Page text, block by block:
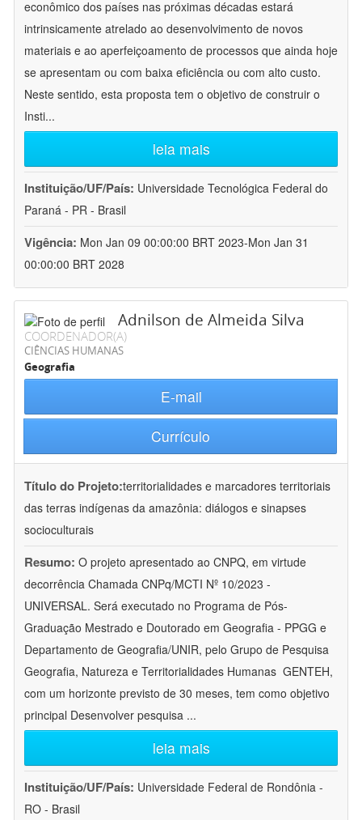
econômico dos países nas próximas décadas estará
intrinsicamente atrelado ao desenvolvimento de novos
materiais e ao aperfeiçoamento de processos que ainda hoje
se apresentam ou com baixa eficiência ou com alto custo.
Neste sentido, esta proposta tem o objetivo de construir o
Insti...
leia mais
Instituição/UF/País: Universidade Tecnológica Federal do
Paraná - PR - Brasil
Vigência: Mon Jan 09 00:00:00 BRT 2023-Mon Jan 31
00:00:00 BRT 2028
Adnilson de Almeida Silva
COORDENADOR(A)
CIÊNCIAS HUMANAS
Geografia
E-mail
Currículo
Título do Projeto:territorialidades e marcadores territoriais
das terras indígenas da amazônia: diálogos e sinapses
socioculturais
Resumo: O projeto apresentado ao CNPQ, em virtude
decorrência Chamada CNPq/MCTI Nº 10/2023 -
UNIVERSAL. Será executado no Programa de Pós-
Graduação Mestrado e Doutorado em Geografia - PPGG e
Departamento de Geografia/UNIR, pelo Grupo de Pesquisa
Geografia, Natureza e Territorialidades Humanas  GENTEH,
com um horizonte previsto de 30 meses, tem como objetivo
principal Desenvolver pesquisa ...
leia mais
Instituição/UF/País: Universidade Federal de Rondônia -
RO - Brasil